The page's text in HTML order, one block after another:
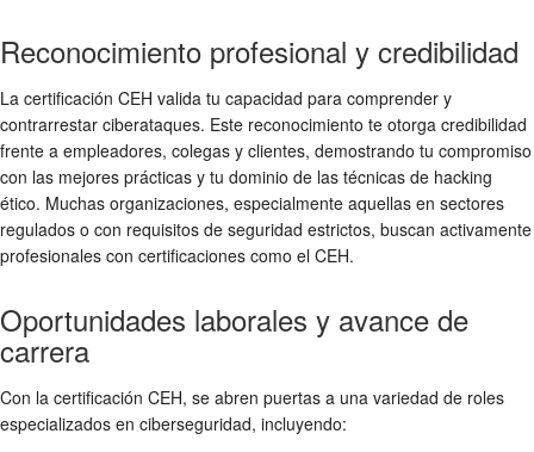
Reconocimiento profesional y credibilidad
La certificación CEH valida tu capacidad para comprender y
contrarrestar ciberataques. Este reconocimiento te otorga credibilidad
frente a empleadores, colegas y clientes, demostrando tu compromiso
con las mejores prácticas y tu dominio de las técnicas de hacking
ético. Muchas organizaciones, especialmente aquellas en sectores
regulados o con requisitos de seguridad estrictos, buscan activamente
profesionales con certificaciones como el CEH.
Oportunidades laborales y avance de
carrera
Con la certificación CEH, se abren puertas a una variedad de roles
especializados en ciberseguridad, incluyendo: